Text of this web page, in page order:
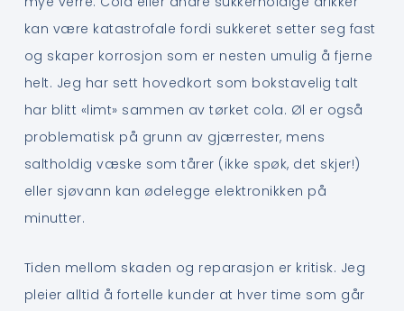
kan være katastrofale fordi sukkeret setter seg fast
og skaper korrosjon som er nesten umulig å fjerne
helt. Jeg har sett hovedkort som bokstavelig talt
har blitt «limt» sammen av tørket cola. Øl er også
problematisk på grunn av gjærrester, mens
saltholdig væske som tårer (ikke spøk, det skjer!)
eller sjøvann kan ødelegge elektronikken på
minutter.
Tiden mellom skaden og reparasjon er kritisk. Jeg
pleier alltid å fortelle kunder at hver time som går